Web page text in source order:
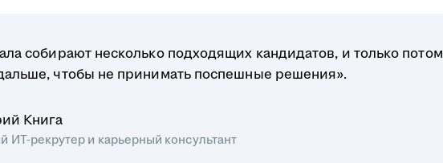
собирают несколько подходящих кандидатов, и только потом
чтобы не принимать поспешные решения».
Книга
ИТ-рекрутер и карьерный консультант